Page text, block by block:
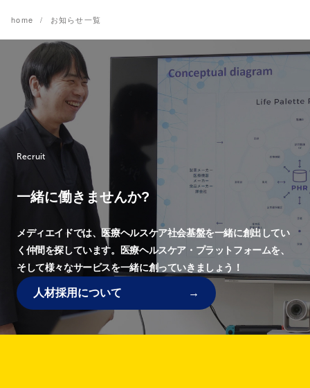
home お知らせ一覧
Recruit
一緒に働きませんか?
メディエイドでは、医療ヘルスケア社会基盤を一緒に創出してい
く仲間を探しています。
医療ヘルスケア・プラットフォームを、
そして様々なサービスを一緒に創っていきましょう！
人材採用について